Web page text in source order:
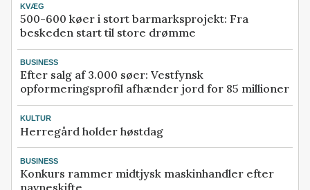
KVÆG
500-600 køer i stort barmarksprojekt: Fra
beskeden start til store drømme
BUSINESS
Efter salg af 3.000 søer: Vestfynsk
opformeringsprofil afhænder jord for 85 millioner
KULTUR
Herregård holder høstdag
BUSINESS
Konkurs rammer midtjysk maskinhandler efter